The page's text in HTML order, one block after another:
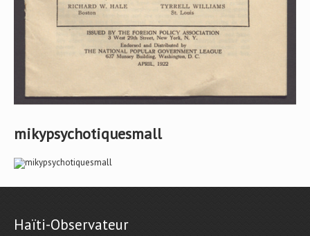
mikypsychotiquesmall
Haïti-Observateur